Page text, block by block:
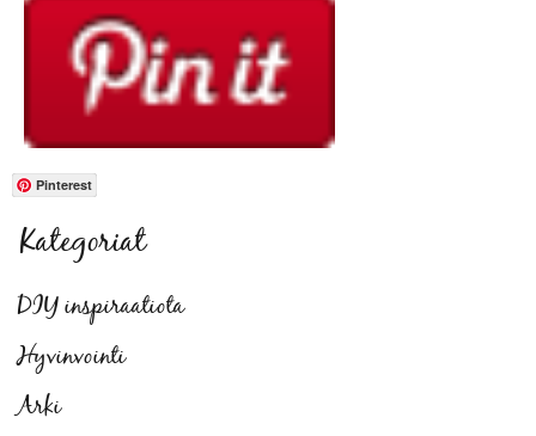
Pinterest
Kategoriat
DIY inspiraatiota
Hyvinvointi
Arki